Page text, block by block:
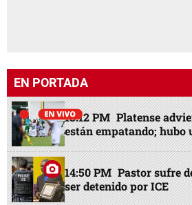
EN PORTADA
13:12 PM Platense
están empatando; hubo
14:50 PM Pastor sufre
ser detenido por ICE